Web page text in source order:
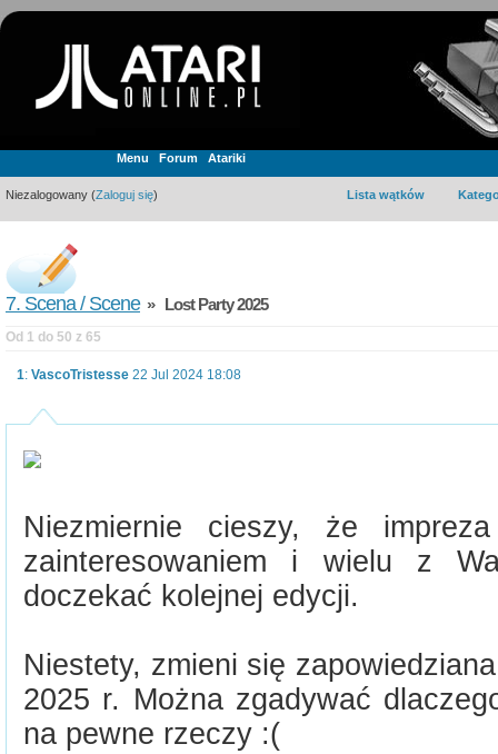
Menu Forum Atariki
Niezalogowany (Zaloguj się) Lista wątków
7. Scena / Scene» Lost Party 2025
Od 1 do 50 z 65
1: VascoTristesse 22 Jul 2024 18:08
Niezmiernie cieszy, że
zainteresowaniem i wielu z
doczekać kolejnej edycji.
Niestety, zmieni się
2025 r. Można zgadywać
na pewne rzeczy :(